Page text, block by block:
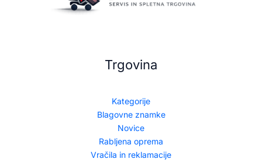
Trgovina
Kategorije
Blagovne znamke
Novice
Rabljena oprema
Vračila in reklamacije